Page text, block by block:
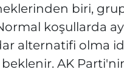
biri,
koşullarda
alternatifi olma
AK